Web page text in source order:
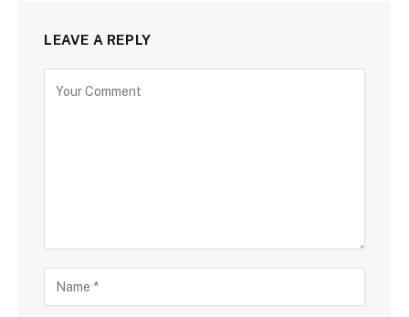
LEAVE A REPLY